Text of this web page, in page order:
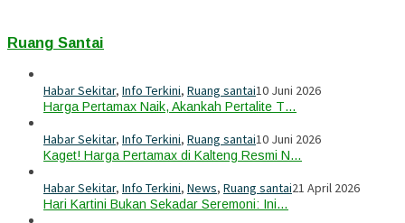
Ruang Santai
Habar Sekitar, Info Terkini, Ruang santai10 Juni 2026
Harga Pertamax Naik, Akankah Pertalite T…
Habar Sekitar, Info Terkini, Ruang santai10 Juni 2026
Kaget! Harga Pertamax di Kalteng Resmi N…
Habar Sekitar, Info Terkini, News, Ruang santai21 April 2026
Hari Kartini Bukan Sekadar Seremoni: Ini…